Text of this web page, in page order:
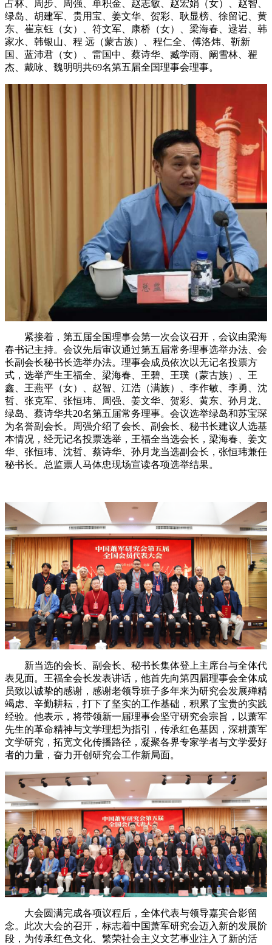
占林、周步、周强、单积金、赵志敏、赵宏娟（女）、赵智、
绿岛、胡建军、贵用宝、姜文华、贺彩、耿显榜、徐留记、黄
东、崔京钰（女）、符文军、康桥（女）、梁海春、逯岩、韩
家水、韩银山、程 远（蒙古族）、程仁全、傅洛炜、靳新
国、蓝沛君（女）、雷国中、蔡诗华、臧学雨、阚雪林、翟
杰、戴咏、魏明明共69名第五届全国理事会理事。
紧接着，第五届全国理事会第一次会议召开，会议由梁海
春书记主持。会议先后审议通过第五届常务理事选举办法、会
长副会长秘书长选举办法。理事会成员依次以无记名投票方
式，选举产生王福全、梁海春、王碧、王璞（蒙古族）、王
鑫、王燕平（女）、赵智、江浩（满族）、李作敏、李勇、沈
哲、张克军、张恒玮、周强、姜文华、贺彩、黄东、孙月龙、
绿岛、蔡诗华共20名第五届常务理事。会议选举绿岛和苏宝琛
为名誉副会长。周强介绍了会长、副会长、秘书长建议人选基
本情况，经无记名投票选举，王福全当选会长，梁海春、姜文
华、张恒玮、沈哲、蔡诗华、孙月龙当选副会长，张恒玮兼任
秘书长。总监票人马体忠现场宣读各项选举结果。
新当选的会长、副会长、秘书长集体登上主席台与全体代
表见面。王福全会长发表讲话，他首先向第四届理事会全体成
员致以诚挚的感谢，感谢老领导班子多年来为研究会发展殚精
竭虑、辛勤耕耘，打下了坚实的工作基础，积累了宝贵的实践
经验。他表示，将带领新一届理事会坚守研究会宗旨，以萧军
先生的革命精神与文学理想为指引，传承红色基因，深耕萧军
文学研究，拓宽文化传播路径，凝聚各界专家学者与文学爱好
者的力量，奋力开创研究会工作新局面。
大会圆满完成各项议程后，全体代表与领导嘉宾合影留
念。此次大会的召开，标志着中国萧军研究会迈入新的发展阶
段，为传承红色文化、繁荣社会主义文艺事业注入了新的活